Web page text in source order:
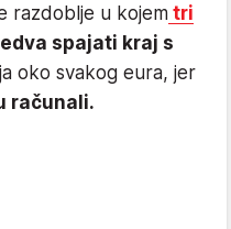
razdoblje u kojem tri
spajati kraj s
oko svakog eura, jer
računali.